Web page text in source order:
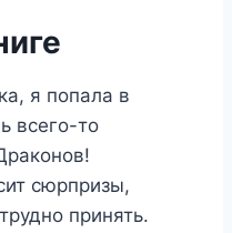
я попала в
всего-то
сюрпризы,
принять.